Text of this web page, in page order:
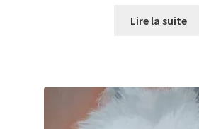
Lire la suite